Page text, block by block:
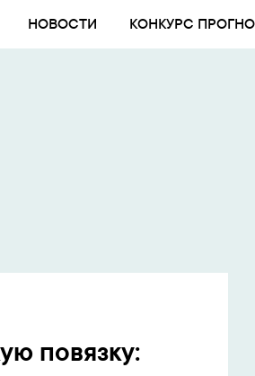
НОВОСТИ КОНКУРС
повязку: